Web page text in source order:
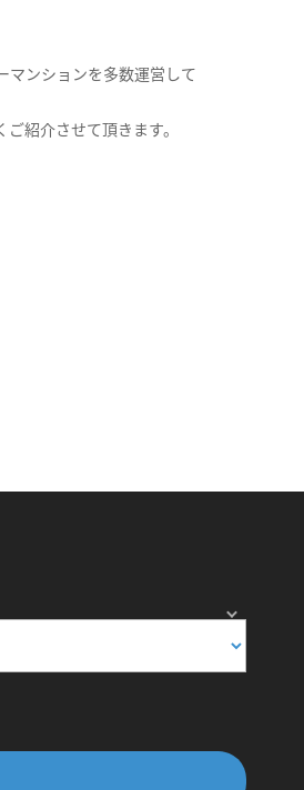
マンションを多数運営して
紹介させて頂きます。